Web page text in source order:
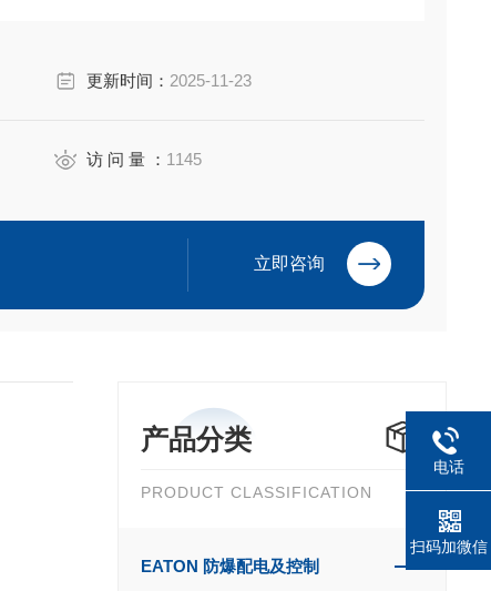
更新时间： 2025-11-23
访 问 量 ： 1145
立即咨询
产品分类
PRODUCT CLASSIFICATION
EATON 防爆配电及控制
电话
扫码加微信